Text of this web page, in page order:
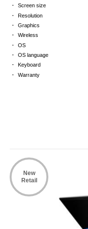
· Screen size
· Resolution
· Graphics
· Wireless
· OS
· OS language
· Keyboard
· Warranty
New
Retail